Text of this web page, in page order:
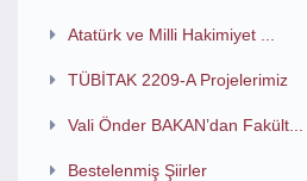
Atatürk ve Milli Hakimiyet ...
TÜBİTAK 2209-A Projelerimiz
Vali Önder BAKAN’dan Fakült...
Bestelenmiş Şiirler